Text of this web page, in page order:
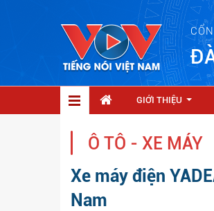
GIỚI THIỆU
Ô TÔ - XE MÁY
Xe máy điện
Nam